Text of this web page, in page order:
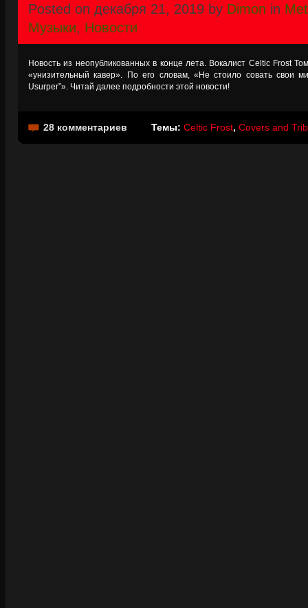
Posted on декабря 21, 2019 by Dimon in
Музыки, Новости
Новость из неопубликованных в конце лета. Вокалист Celtic Frost
«унизительный кавер». По его словам, «Не стоило совать свои
Usurper”». Читай далее подробности этой новости!
28 комментариев Темы: Celtic Frost, Covers and